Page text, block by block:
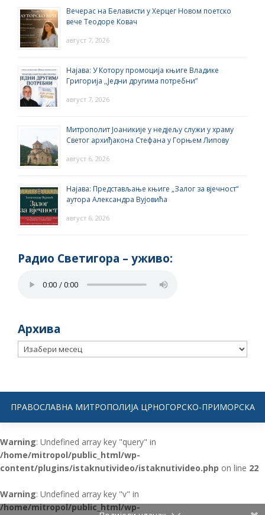
Вечерас на Белависти у Херцег Новом поетско
вече Теодоре Ковач
август 7, 2026
Најава: У Котору промоција књиге Владике
Григорија ,,Једни другима потребни”
август 7, 2026
Митрополит Јоаникије у недјељу служи у храму
Светог архиђакона Стефана у Горњем Липову
август 6, 2026
Најава: Представљање књиге „Залог за вјечност“
аутора Александра Вујовића
август 6, 2026
Радио Светигора – yживо:
Архива
Архива
ПРАВОСЛАВНА МИТРОПОЛИЈА ЦРНОГОРСКО-ПРИМОРСКА
Warning: Undefined array key "query" in
/home/mitropol/public_html/wp-
content/plugins/istaknutivideo/istaknutivideo.php on line 22
Warning: Undefined array key "v" in
/home/mitropol/public_html/wp-